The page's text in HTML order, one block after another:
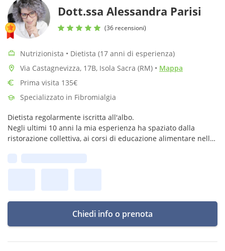
Dott.ssa Alessandra Parisi
(36 recensioni)
Nutrizionista • Dietista (17 anni di esperienza)
Via Castagnevizza, 17B, Isola Sacra (RM) • Mappa
Prima visita 135€
Specializzato in Fibromialgia
Dietista regolarmente iscritta all'albo.
Negli ultimi 10 anni la mia esperienza ha spaziato dalla
ristorazione collettiva, ai corsi di educazione alimentare nelle
Chiedi info o prenota